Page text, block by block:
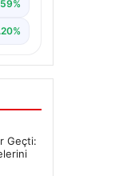
Geçti: